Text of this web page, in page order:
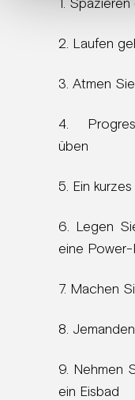
2. Laufen
3. Atmen
4.
üben
5. Ein
6. Legen
eine
7. Machen
8.
9. Nehmen
ein Eisbad